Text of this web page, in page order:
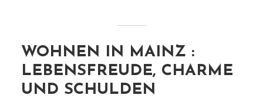
WOHNEN IN MAINZ :
LEBENSFREUDE, CHARME
UND SCHULDEN